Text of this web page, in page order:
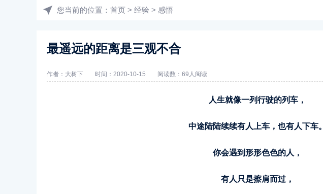
您当前的位置： 首页 > 经验 > 感悟
最遥远的距离是三观不合
作者： 大树下 时间：2020-10-15 阅读数： 69人阅读
人生就像一列行驶的列车，
中途陆陆续续有人上车，也有人下车。
你会遇到形形色色的人，
有人只是擦肩而过，